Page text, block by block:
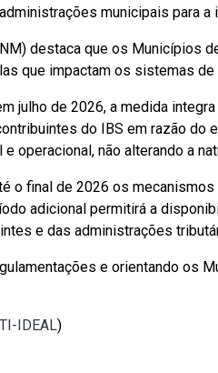
municipais para
destaca que os Municípios
que impactam os sistemas
julho de 2026, a medida
do IBS em razão do
operacional, não alterando a
o final de 2026 os
adicional permitirá a
e das administrações
e orientando os
IDEAL)